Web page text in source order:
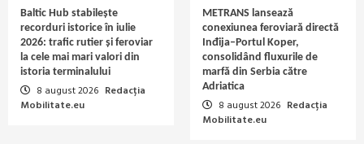
Baltic Hub stabilește
recorduri istorice în iulie
2026: trafic rutier și feroviar
la cele mai mari valori din
istoria terminalului
8 august 2026 Redacția
Mobilitate.eu
METRANS lansează
conexiunea feroviară directă
Inđija–Portul Koper,
consolidând fluxurile de
marfă din Serbia către
Adriatica
8 august 2026 Redacția
Mobilitate.eu